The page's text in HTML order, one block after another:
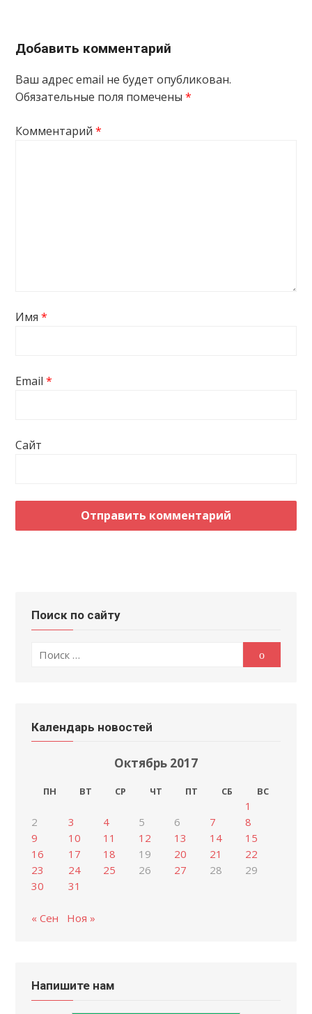
Добавить комментарий
Ваш адрес email не будет опубликован.
Обязательные поля помечены*
Комментарий*
Имя*
Email*
Сайт
Поиск по сайту
по:
Календарь новостей
Октябрь 2017
ПН ВТ СР ЧТ ПТ СБ ВС
1
2
3 4 5 6 7
8
9
10 11 12 13 14
15
16
17 18 19 20 21
22
23
24 25 26 27 28
29
30
31
« Сен Ноя »
Напишите нам